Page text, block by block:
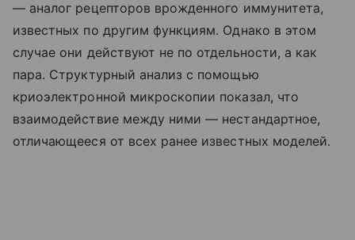
— аналог рецепторов врожденного иммунитета,
известных по другим функциям. Однако в этом
случае они действуют не по отдельности, а как
пара. Структурный анализ с помощью
криоэлектронной микроскопии показал, что
взаимодействие между ними — нестандартное,
отличающееся от всех ранее известных моделей.